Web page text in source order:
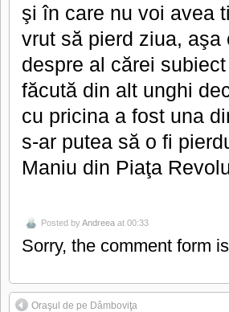
şi în care nu voi avea
vrut să pierd ziua,
despre al cărei
făcută din alt unghi
cu pricina a fost una
s-ar putea să o fi
Maniu din Piaţa
Posted byAndreea at 00:33
Sorry, the comment form
Oraşul de pe Dâmboviţa